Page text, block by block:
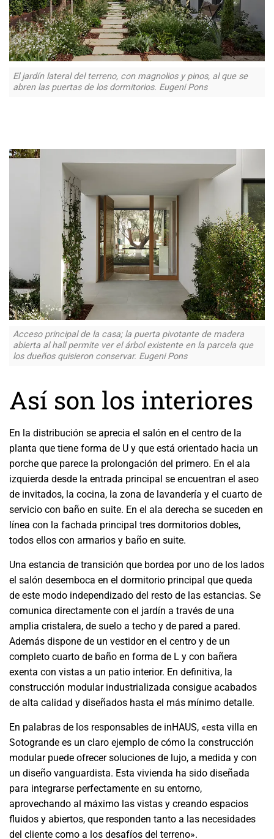
El jardín lateral del terreno, con magnolios y pinos, al que se
abren las puertas de los dormitorios. Eugeni Pons
Acceso principal de la casa; la puerta pivotante de madera
abierta al hall permite ver el árbol existente en la parcela que
los dueños quisieron conservar. Eugeni Pons
Así son los interiores
En la distribución se aprecia el salón en el centro de la
planta que tiene forma de U y que está orientado hacia un
porche que parece la prolongación del primero. En el ala
izquierda desde la entrada principal se encuentran el aseo
de invitados, la cocina, la zona de lavandería y el cuarto de
servicio con baño en suite. En el ala derecha se suceden en
línea con la fachada principal tres dormitorios dobles,
todos ellos con armarios y baño en suite.
Una estancia de transición que bordea por uno de los lados
el salón desemboca en el dormitorio principal que queda
de este modo independizado del resto de las estancias. Se
comunica directamente con el jardín a través de una
amplia cristalera, de suelo a techo y de pared a pared.
Además dispone de un vestidor en el centro y de un
completo cuarto de baño en forma de L y con bañera
exenta con vistas a un patio interior. En definitiva, la
construcción modular industrializada consigue acabados
de alta calidad y diseñados hasta el más mínimo detalle.
En palabras de los responsables de inHAUS, «esta villa en
Sotogrande es un claro ejemplo de cómo la construcción
modular puede ofrecer soluciones de lujo, a medida y con
un diseño vanguardista. Esta vivienda ha sido diseñada
para integrarse perfectamente en su entorno,
aprovechando al máximo las vistas y creando espacios
fluidos y abiertos, que responden tanto a las necesidades
del cliente como a los desafíos del terreno».